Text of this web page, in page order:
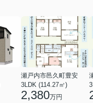
瀬戸内市邑久町豊安
3LDK (114.27㎡)
2,380万円